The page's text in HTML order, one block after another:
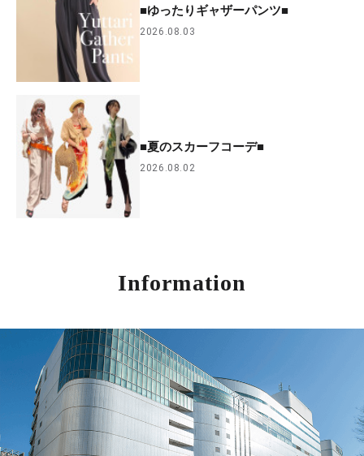
■ゆったりギャザーパンツ■
2026.08.03
■夏のスカーフコーデ■
2026.08.02
Information